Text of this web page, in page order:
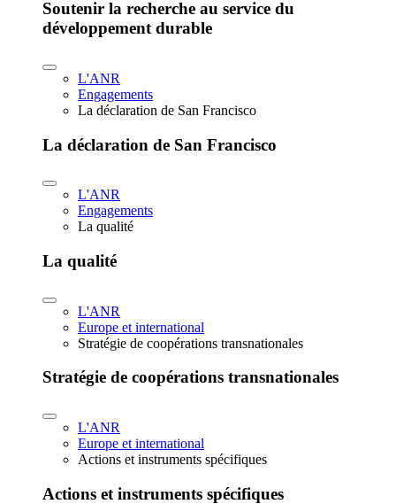
Soutenir la recherche au service du
développement durable
L'ANR
Engagements
La déclaration de San Francisco
La déclaration de San Francisco
L'ANR
Engagements
La qualité
La qualité
L'ANR
Europe et international
Stratégie de coopérations transnationales
Stratégie de coopérations transnationales
L'ANR
Europe et international
Actions et instruments spécifiques
Actions et instruments spécifiques